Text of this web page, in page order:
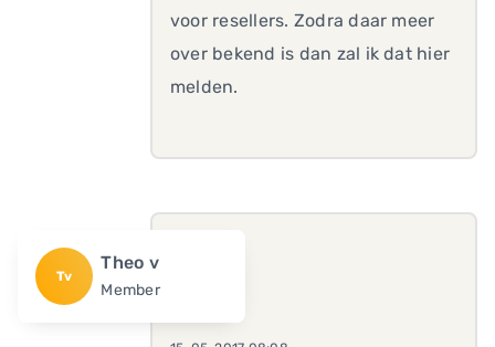
voor resellers. Zodra daar meer
over bekend is dan zal ik dat hier
melden.
Tv
Theo v
Member